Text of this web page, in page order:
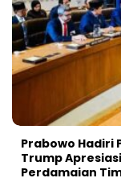
Prabowo Hadiri
Trump
Perdamaian